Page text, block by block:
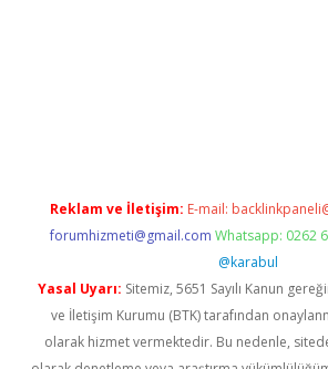
Reklam ve İletişim: E-mail:
forumhizmeti@gmail.com Whatsapp: 0262
@karabul
Yasal Uyarı: Sitemiz, 5651 Sayılı Kanun
ve İletişim Kurumu (BTK) tarafından
olarak hizmet vermektedir. Bu nedenle,